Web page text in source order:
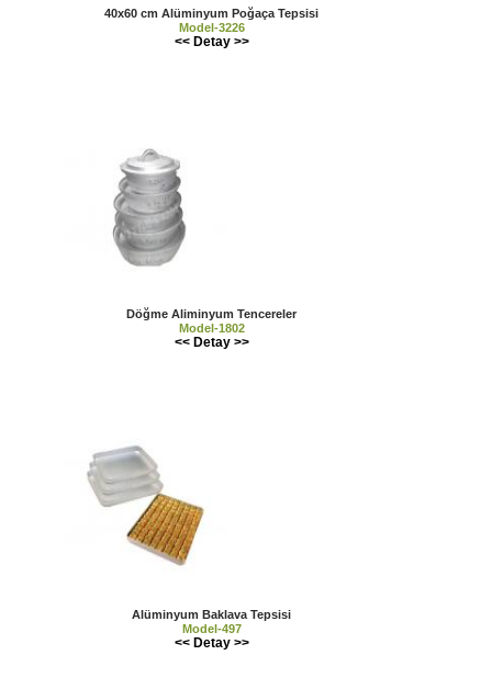
40x60 cm Alüminyum Poğaça Tepsisi
Model-3226
<< Detay >>
Döğme Aliminyum Tencereler
Model-1802
<< Detay >>
Alüminyum Baklava Tepsisi
Model-497
<< Detay >>